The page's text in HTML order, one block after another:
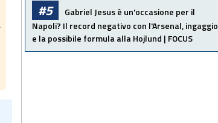
#5
Gabriel Jesus è un'occasione per il
Napoli? Il record negativo con l'Arsenal, ingaggio
e la possibile formula alla Hojlund | FOCUS